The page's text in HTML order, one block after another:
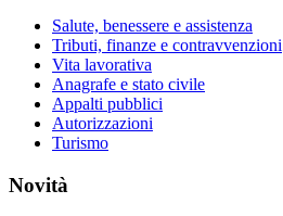
Salute, benessere e assistenza
Tributi, finanze e contravvenzioni
Vita lavorativa
Anagrafe e stato civile
Appalti pubblici
Autorizzazioni
Turismo
Novità